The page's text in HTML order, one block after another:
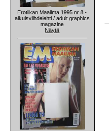
Erotiikan Maailma 1995 nr 8 -
aikuisviihdelehti / adult graphics
magazine
Näytä